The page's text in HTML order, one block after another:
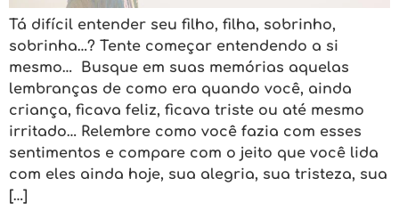
Tá difícil entender seu filho, filha, sobrinho,
sobrinha…? Tente começar entendendo a si
mesmo… Busque em suas memórias aquelas
lembranças de como era quando você, ainda
criança, ficava feliz, ficava triste ou até mesmo
irritado… Relembre como você fazia com esses
sentimentos e compare com o jeito que você lida
com eles ainda hoje, sua alegria, sua tristeza, sua
[…]